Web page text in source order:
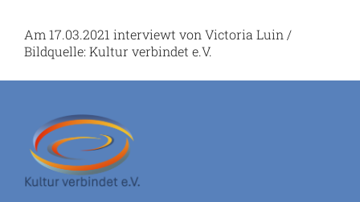
Am 17.03.2021 interviewt von Victoria Luin /
Bildquelle: Kultur verbindet e.V.